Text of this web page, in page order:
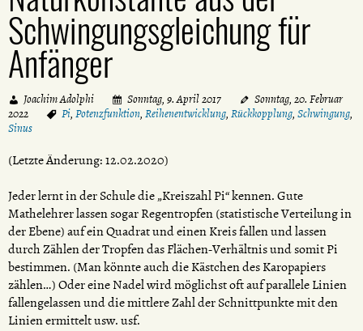
Schwingungsgleichung für
Anfänger
Joachim Adolphi Sonntag, 9. April 2017
Sonntag, 20. Februar
2022
Pi, Potenzfunktion, Reihenentwicklung, Rückkopplung, Schwingung,
Sinus
(Letzte Änderung: 12.02.2020)
Jeder lernt in der Schule die „Kreiszahl Pi“ kennen. Gute
Mathelehrer lassen sogar Regentropfen (statistische Verteilung in
der Ebene) auf ein Quadrat und einen Kreis fallen und lassen
durch Zählen der Tropfen das Flächen-Verhältnis und somit Pi
bestimmen. (Man könnte auch die Kästchen des Karopapiers
zählen…) Oder eine Nadel wird möglichst oft auf parallele Linien
fallengelassen und die mittlere Zahl der Schnittpunkte mit den
Linien ermittelt usw. usf.